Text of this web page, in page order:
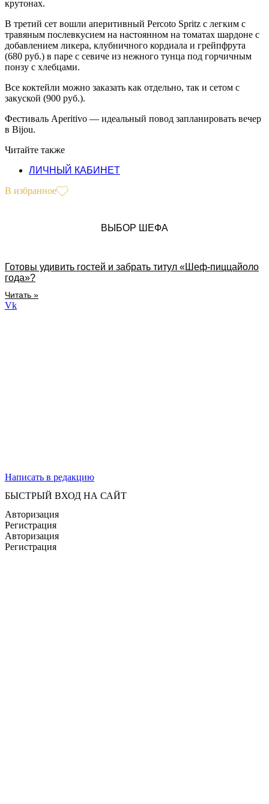
крутонах.
В третий сет вошли аперитивный Percoto Spritz с легким с
травяным послевкусием на настоянном на томатах шардоне с
добавлением ликера, клубничного кордиала и грейпфрута
(680 руб.) в паре с севиче из нежного тунца под горчичным
понзу с хлебцами.
Все коктейли можно заказать как отдельно, так и сетом с
закуской (900 руб.).
Фестиваль Aperitivo — идеальный повод запланировать вечер
в Bijou.
Читайте также
ЛИЧНЫЙ КАБИНЕТ
В избранное
ВЫБОР ШЕФА
Готовы удивить гостей и забрать титул «Шеф-пиццайоло
года»?
Читать »
Vk
Написать в редакцию
БЫСТРЫЙ ВХОД НА САЙТ
Авторизация
Регистрация
Авторизация
Регистрация